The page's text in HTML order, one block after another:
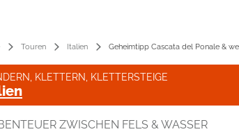
Touren Italien Geheimtipp Cascata del Ponale &
KLETTERN, KLETTERSTEIGE
ZWISCHEN FELS & WASSER